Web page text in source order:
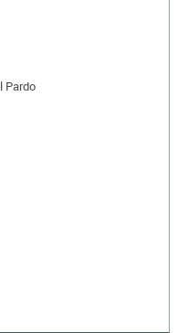
Pardo